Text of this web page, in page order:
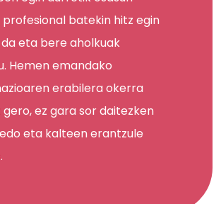
batekin hitz egin
eta bere aholkuak
Hemen emandako
erabilera okerra
gero, ez gara sor daitezken
eta kalteen erantzule